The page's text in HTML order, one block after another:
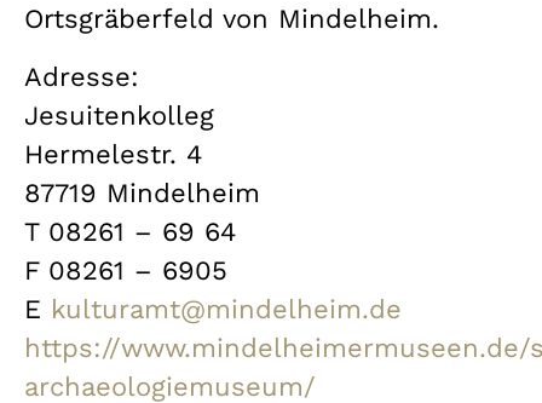
Ortsgräberfeld von Mindelheim.
Adresse:
Jesuitenkolleg
Hermelestr. 4
87719 Mindelheim
T 08261 – 69 64
F 08261 – 6905
E kulturamt@mindelheim.de
https://www.mindelheimermuseen.de/
archaeologiemuseum/